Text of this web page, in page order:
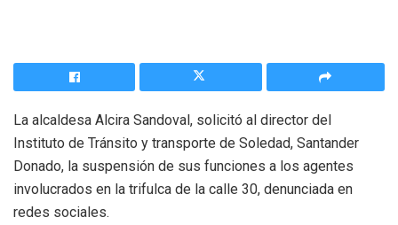
La alcaldesa Alcira Sandoval, solicitó al director del
Instituto de Tránsito y transporte de Soledad, Santander
Donado, la suspensión de sus funciones a los agentes
involucrados en la trifulca de la calle 30, denunciada en
redes sociales.